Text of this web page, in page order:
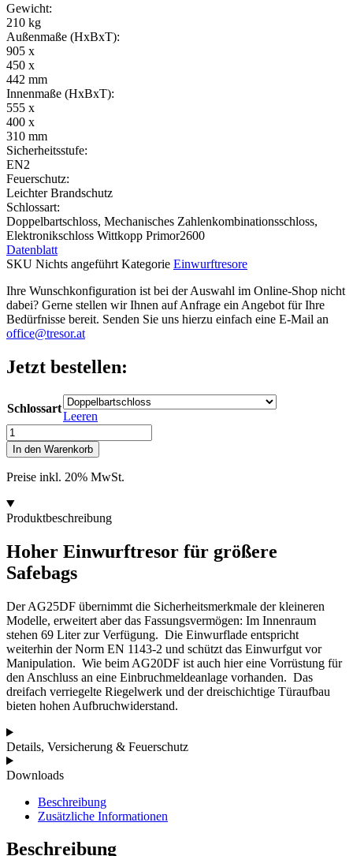
Gewicht:
210 kg
Außenmaße (HxBxT):
905 x
450 x
442 mm
Innenmaße (HxBxT):
555 x
400 x
310 mm
Sicherheitsstufe:
EN2
Feuerschutz:
Leichter Brandschutz
Schlossart:
Doppelbartschloss, Mechanisches Zahlenkombinationsschloss,
Elektronikschloss Wittkopp Primor2600
Datenblatt
SKU Nichts angeführt Kategorie Einwurftresore
Ihre Wunschkonfiguration ist bei der Auswahl im Online-Shop nicht
dabei? Gerne stellen wir Ihnen auf Anfrage ein Angebot für Ihre
Bedürfnisse bereit. Senden Sie uns hierzu einfach eine E-Mail an
office@tresor.at
Jetzt bestellen:
Schlossart
Leeren
Wertheim
Deposittresor
AG25DF
Menge
In den Warenkorb
Preise inkl. 20% MwSt.
Produktbeschreibung
Hoher Einwurftresor für größere
Safebags
Der AG25DF übernimmt die Sicherheitsmerkmale der kleineren
Modelle, erweitert aber das Fassungsvermögen: Im Innenraum
stehen 69 Liter zur Verfügung. Die Einwurflade entspricht
weiterhin der Norm EN 1143‑2 und schützt das Einwurfgut vor
Manipulation. Wie beim AG20DF ist auch hier eine Vorrüstung für
den Anschluss an eine Einbruchmeldeanlage vorhanden. Das
dreifach verriegelte Riegelwerk und der dreischichtige Türaufbau
bieten hohen Aufbruchwiderstand.
Details, Versicherung & Feuerschutz
Downloads
Beschreibung
Zusätzliche Informationen
Beschreibung